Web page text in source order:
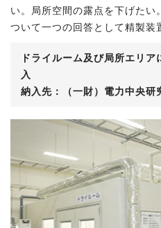
い。局所空間の露点を下げたい
ついて一つの回答として精製装
ドライルーム及び局所エリ
入
納入先：（一財）電力中央